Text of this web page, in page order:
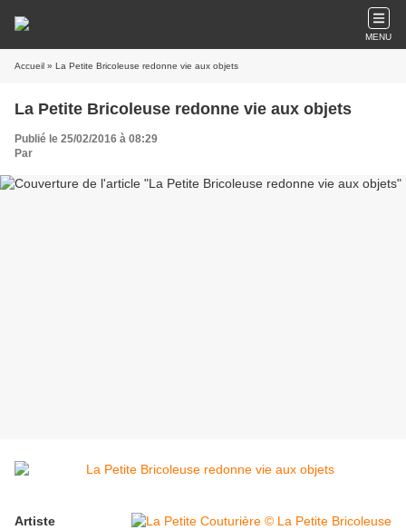
MENU
Accueil » La Petite Bricoleuse redonne vie aux objets
La Petite Bricoleuse redonne vie aux objets
Publié le 25/02/2016 à 08:29
Par
Artiste